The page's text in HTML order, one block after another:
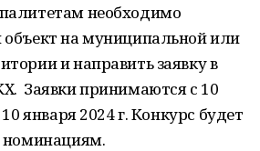
необходимо
на муниципальной или
и направить заявку в
Заявки принимаются с 10
января 2024 г. Конкурс будет
номинациям.